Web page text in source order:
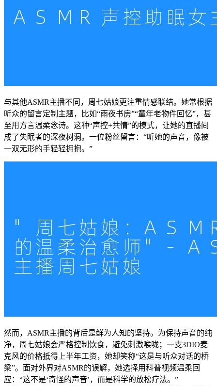
与其他ASMR主播不同，周七姑娘更注重情感联结。她常根据
听众的留言定制主题，比如“雨夜书房”“童年老物件回忆”，甚
至用方言温柔念诗。这种“声控+共情”的模式，让她的直播间
成了失眠者的深夜树洞。一位粉丝留言：“听她的声音，像被
一双无形的手轻轻拥抱。”
然而，ASMR主播的背后是鲜为人知的坚持。为保持声音的纯
净，周七姑娘会严格控制饮食，避免刺激喉咙；一支3DIO麦
克风的价格抵得上半年工资，她却笑称“这是与听众对话的桥
梁”。面对外界对ASMR的误解，她选择用科普视频温柔回
应：“这不是‘奇怪的声音’，而是科学的放松疗法。”